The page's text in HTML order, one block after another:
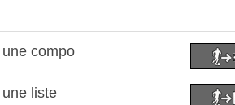
compo
liste